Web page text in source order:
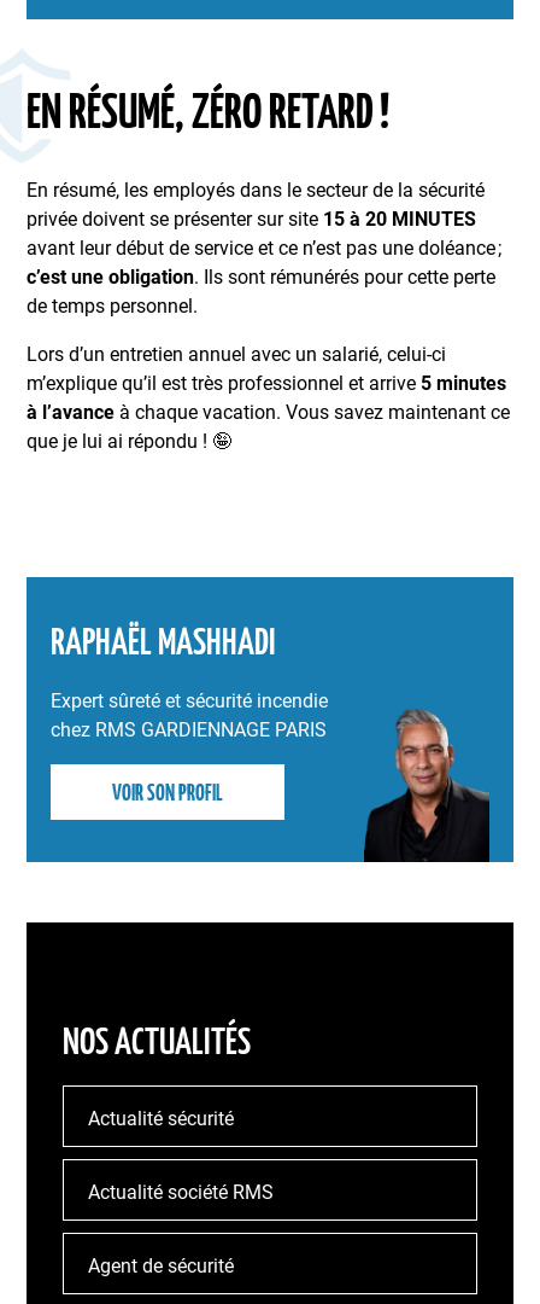
EN RÉSUMÉ, ZÉRO RETARD !
En résumé, les employés dans le secteur de la sécurité
privée doivent se présenter sur site 15 à 20 MINUTES
avant leur début de service et ce n’est pas une doléance ;
c’est une obligation. Ils sont rémunérés pour cette perte
de temps personnel.
Lors d’un entretien annuel avec un salarié, celui-ci
m’explique qu’il est très professionnel et arrive 5 minutes
à l’avance à chaque vacation. Vous savez maintenant ce
que je lui ai répondu ! 🤪
RAPHAËL MASHHADI
Expert sûreté et sécurité incendie
chez RMS GARDIENNAGE PARIS
VOIR SON PROFIL
NOS ACTUALITÉS
Actualité sécurité
Actualité société RMS
Agent de sécurité